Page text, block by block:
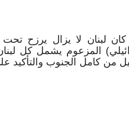
كان لبنان لا يزال يرزح تحت
المزعوم يشمل كل
من كامل الجنوب والتأكيد